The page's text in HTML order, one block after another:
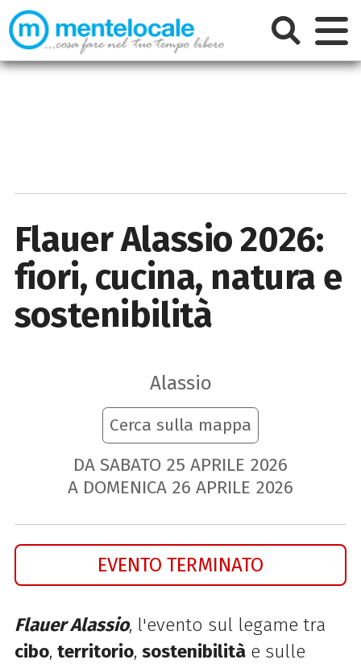
Flauer Alassio 2026:
fiori, cucina, natura e
sostenibilità
Alassio
Cerca sulla mappa
DA SABATO 25 APRILE 2026
A DOMENICA 26 APRILE 2026
EVENTO TERMINATO
Flauer Alassio, l'evento sul legame tra
cibo, territorio, sostenibilitàe sulle